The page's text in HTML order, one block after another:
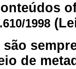
1998
são
de